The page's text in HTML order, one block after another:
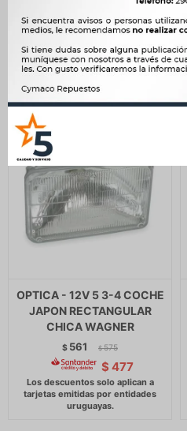
$1.246
OPTICA - 12V 5 3-4 COCHE
JAPON RECTANGULAR
CHICA WAGNER
$ 561 $ 575
$ 477